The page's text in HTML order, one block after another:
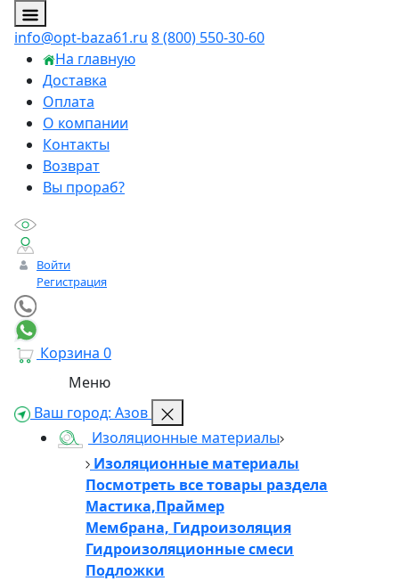
info@opt-baza61.ru 8 (800) 550-30-60
На главную
Доставка
Оплата
О компании
Контакты
Возврат
Вы прораб?
Войти
Регистрация
Корзина 0
Меню
Ваш город: Азов
Изоляционные материалы
Изоляционные материалы
Посмотреть все товары раздела
Мастика,Праймер
Мембрана, Гидроизоляция
Гидроизоляционные смеси
Подложки